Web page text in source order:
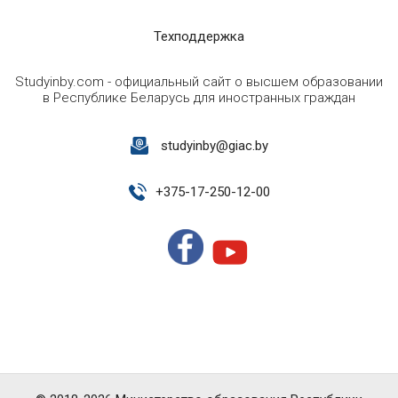
Техподдержка
Studyinby.com - официальный сайт о высшем образовании
в Республике Беларусь для иностранных граждан
studyinby@giac.by
+375-17-250-12-00